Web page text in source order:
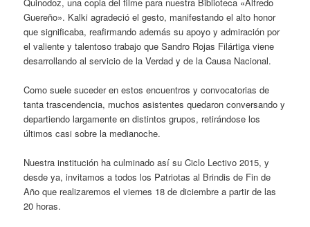
Guereño». Kalki agradeció el gesto, manifestando el alto honor
que significaba, reafirmando además su apoyo y admiración por
el valiente y talentoso trabajo que Sandro Rojas Filártiga viene
desarrollando al servicio de la Verdad y de la Causa Nacional.
Como suele suceder en estos encuentros y convocatorias de
tanta trascendencia, muchos asistentes quedaron conversando y
departiendo largamente en distintos grupos, retirándose los
últimos casi sobre la medianoche.
Nuestra institución ha culminado así su Ciclo Lectivo 2015, y
desde ya, invitamos a todos los Patriotas al Brindis de Fin de
Año que realizaremos el viernes 18 de diciembre a partir de las
20 horas.